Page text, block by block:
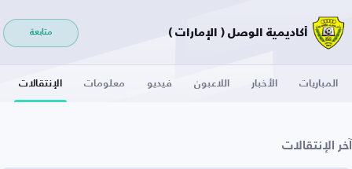
أكاديمية الوصل ( الإمارات ) متابعة
المباريات الأخبار اللاعبون فيديو معلومات الإنتقالات
آخر الإنتقالات